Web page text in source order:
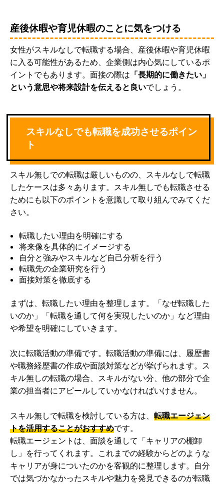
産後休暇や育児休暇のことに気をつける
女性がスキルなしで転職する場合、産後休暇や育児休暇
に入る可能性があるため、企業側は内心気にしているポ
イントでもあります。面接の際は 「長期的に働きたい」
という意思や将来設計を伝えると良いでしょう。
スキルなしでも転職を成功させるポイン
ト
スキル無しでの転職は厳しいものの、スキルなしで転職
したケースは多々あります。スキル無しでも転職させる
ためにも以下のポイントを意識して取り組んでみてくだ
さい。
転職したい理由を明確にする
将来像を具体的にイメージする
自分と強みやスキルなど自己分析を行う
転職先の企業研究を行う
面接対策を徹底する
まずは、転職したい理由を整理します。「なぜ転職した
いのか」「転職を通して何を実現したいのか」など理由
や希望を明確にしていきます。
次に転職活動の準備です。転職活動の準備には、履歴書
や職務経歴書の作成や面談対策などが挙げられます。ス
キル無しの転職の場合、スキルがない分、他の部分で企
業の担当者にアピールしていかなければいけません。
スキル無しで転職を検討している方は、 転職エージェン
トを活用することがおすすめです。
転職エージェントは、面談を通して「キャリアの棚卸
し」を行ってくれます。これまでの経験からどのような
キャリアが身についたのかを客観的に整理します。自分
では気づかなかったスキルや魅力を発見できるのが転職